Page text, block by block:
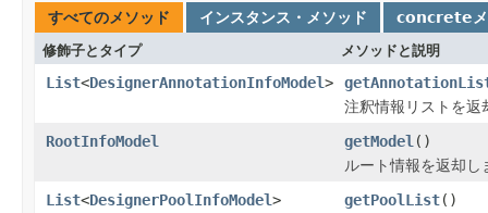
すべてのメソッド インスタンス・メソッド concreteメ
修飾子とタイプ メソッドと説明
List<DesignerAnnotationInfoModel>
注釈情報リストを返
RootInfoModel
getModel ()
ルート情報を返却し
List<DesignerPoolInfoModel> getPoolList()